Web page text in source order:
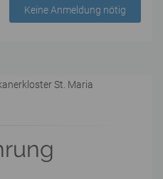
Keine Anmeldung nötig
St. Maria